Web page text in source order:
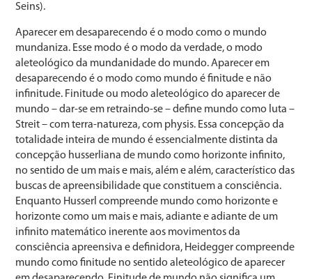
Seins).
Aparecer em desaparecendo é o modo como o mundo
mundaniza. Esse modo é o modo da verdade, o modo
aleteológico da mundanidade do mundo. Aparecer em
desaparecendo é o modo como mundo é finitude e não
infinitude. Finitude ou modo aleteológico do aparecer de
mundo – dar-se em retraindo-se – define mundo como luta –
Streit – com terra-natureza, com physis. Essa concepção da
totalidade inteira de mundo é essencialmente distinta da
concepção husserliana de mundo como horizonte infinito,
no sentido de um mais e mais, além e além, característico das
buscas de apreensibilidade que constituem a consciência.
Enquanto Husserl compreende mundo como horizonte e
horizonte como um mais e mais, adiante e adiante de um
infinito matemático inerente aos movimentos da
consciência apreensiva e definidora, Heidegger compreende
mundo como finitude no sentido aleteológico de aparecer